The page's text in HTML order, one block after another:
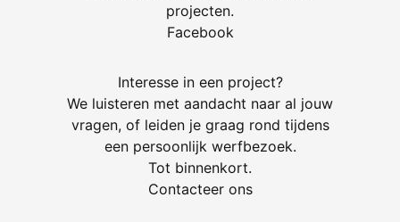
projecten.
Facebook
Interesse in een project?
We luisteren met aandacht naar al jouw
vragen, of leiden je graag rond tijdens
een persoonlijk werfbezoek.
Tot binnenkort.
Contacteer ons